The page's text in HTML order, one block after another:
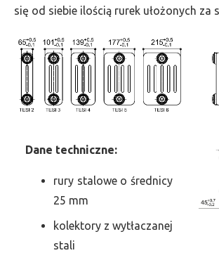
450,
1524
się od siebie ilością rurek ułożonych za
Dane techniczne:
rury stalowe o średnicy
25 mm
kolektory z wytłaczanej
stali